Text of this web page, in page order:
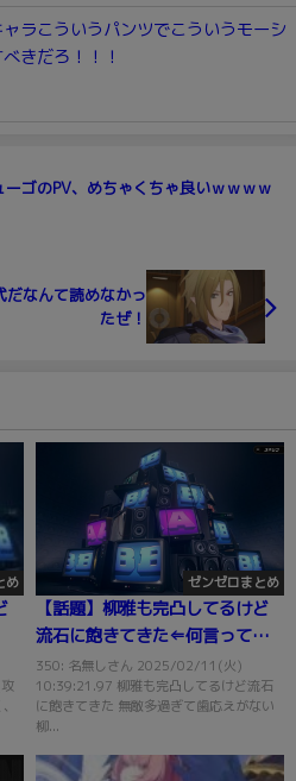
ャラこういうパンツでこういうモーシ
きだろ！！！
ーゴのPV、めちゃくちゃ良いｗｗｗｗ
だなんて読めなかっ
たぜ！
め ゼンゼロまとめ
【話題】柳雅も完凸してるけど
流石に飽きてきた⇐何言ってん
だ・・・？
350: 名無しさん 2025/02/11(火)
10:39:21.97 柳雅も完凸してるけど流石
に飽きてきた 無敵多過ぎて歯応えがない
柳...